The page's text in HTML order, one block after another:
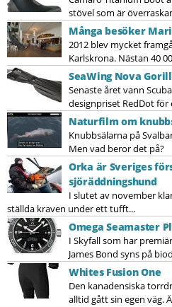
stövel som är
Många besöker
2012 blev mycket
Karlskrona. Nästan 40
SeaWing Nova
Senaste året vann
designpriset RedDot för
Naturfilm om
Knubbsälarna på
Men vad beror det på?
Orka är Sveriges
sjöräddningshund
I slutet av november
ställda kraven under ett tufft...
Omega Seamaster
I Skyfall som har
James Bond syns på
Whites Fusion One
Den kanadensiska
alltid gått sin egen väg.